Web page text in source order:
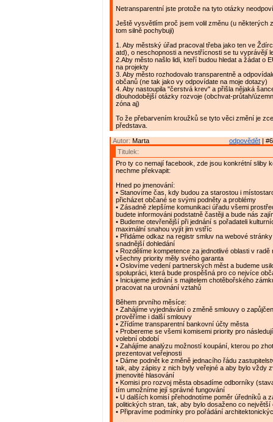
Netransparentní jste protože na tyto otázky
Ještě vysvětlím proč jsem volil změnu (u některých
tom silně pochybuji)
1. Aby městský úřad pracoval třeba jako ten ve
atd), o neschopnosti a nevstřícnosti se tu vyprávějí
2.Aby město našlo lidi, kteří budou hledat a žádat o
na projekty
3. Aby město rozhodovalo transparentně a
občanů (ne tak jako vy odpovídate na moje dotazy)
4. Aby nastoupila "čerstvá krev" a přišla nějaká
dlouhodobější otázky rozvoje (obchvat-průtah/
zóna aj)
To že přebarvením kroužků se tyto věci změní je
představa.
odpovědět |
Autor: Marta
Titulek:
Pro ty co nemají facebook, zde jsou konkrétní sliby
nechme překvapit:
Hned po jmenování:
• Stanovíme čas, kdy budou za starostou i
přicházet občané se svými podněty a problémy
• Zásadně zlepšíme komunikaci úřadu všemi
budete informováni podstatně častěji a bude nás
• Budeme otevřenější při jednání s pořadateli
maximální snahou vyjít jim vstříc
• Přidáme odkaz na registr smluv na webové
snadnější dohledání
• Rozdělíme kompetence za jednotlivé oblasti v radě
všechny priority měly svého garanta
• Oslovíme vedení partnerských měst a budeme
spolupráci, která bude prospěšná pro co nejvíce
• Iniciujeme jednání s majitelem chotěbořského
pracovat na urovnání vztahů
Během prvního měsíce:
• Zahájíme vyjednávání o změně smlouvy o
prověříme i další smlouvy
• Zřídíme transparentní bankovní účty města
• Probereme se všemi komisemi priority pro
volební období
• Zahájíme analýzu možností koupání, kterou po
prezentovat veřejnosti
• Dáme podnět ke změně jednacího řádu
tak, aby zápisy z nich byly veřejné a aby bylo vždy
jmenovité hlasování
• Komisi pro rozvoj města obsadíme odborníky
tím umožníme její správné fungování
• U dalších komisí přehodnotíme poměr úředníků a
politických stran, tak, aby bylo dosaženo co největší
• Připravíme podmínky pro pořádání